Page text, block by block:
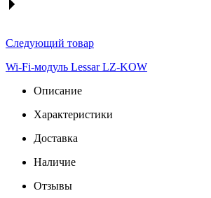
Следующий товар
Wi-Fi-модуль Lessar LZ-KOW
Описание
Характеристики
Доставка
Наличие
Отзывы